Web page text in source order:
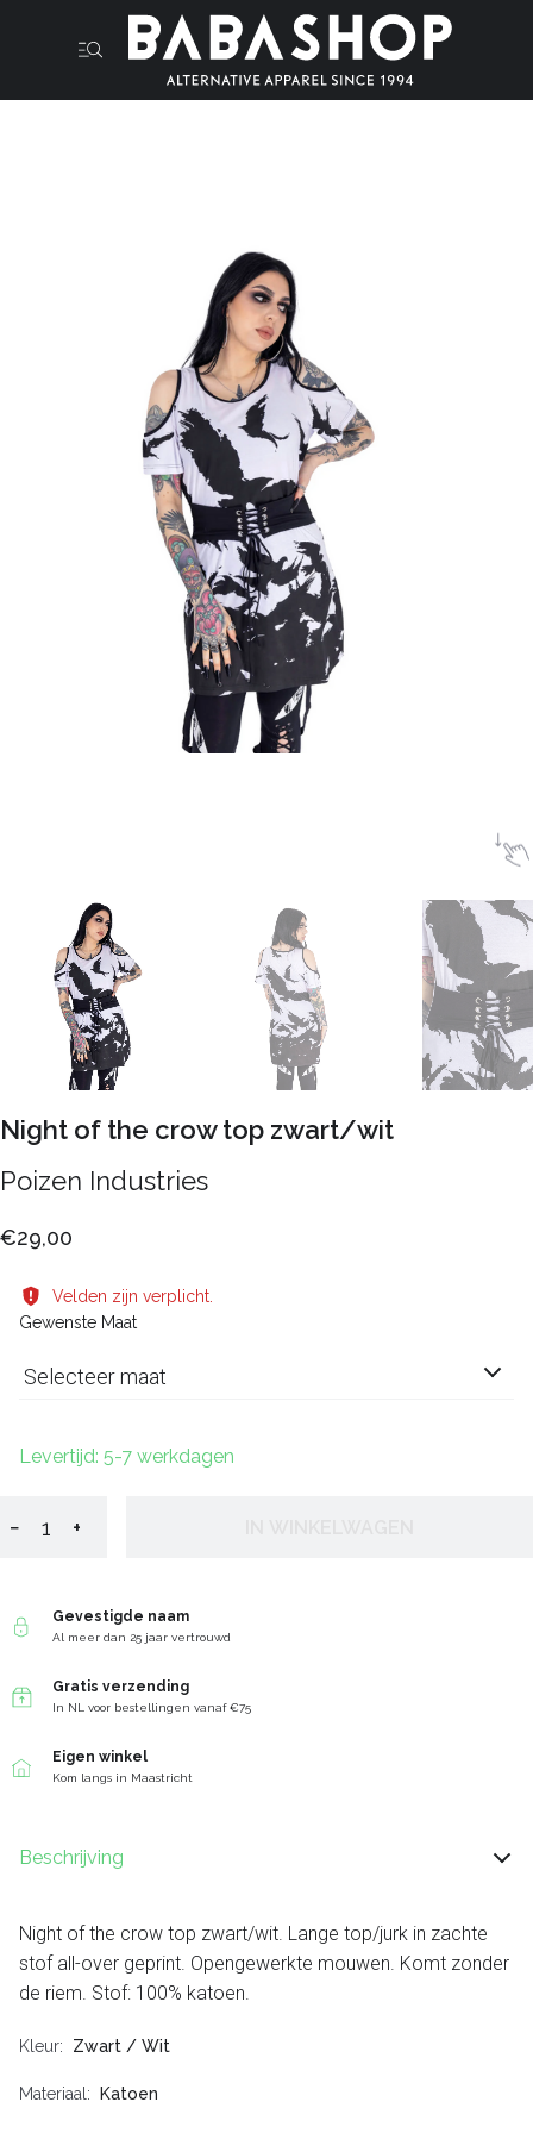
Night of the crow top zwart/wit
Poizen Industries
€29,00
Velden zijn verplicht.
Gewenste Maat
Selecteer maat
Levertijd: 5-7 werkdagen
− +
Gevestigde naam
Al meer dan 25 jaar vertrouwd
Gratis verzending
In NL voor bestellingen vanaf €75
Eigen winkel
Kom langs in Maastricht
Beschrijving
Night of the crow top zwart/wit. Lange top/jurk in zachte
stof all-over geprint. Opengewerkte mouwen. Komt zonder
de riem. Stof: 100% katoen.
Kleur Zwart / Wit
Materiaal Katoen